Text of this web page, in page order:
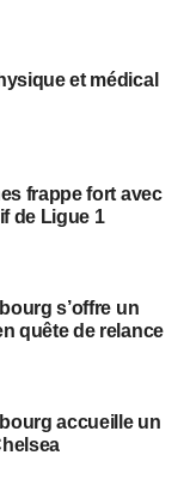
et médical
frappe fort avec
de Ligue 1
s’offre un
quête de relance
accueille un